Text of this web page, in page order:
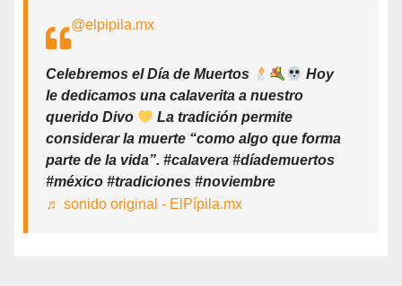
@elpipila.mx
Celebremos el Día de Muertos
Hoy
le dedicamos una calaverita a nuestro
querido Divo
La tradición permite
considerar la muerte “como algo que forma
parte de la vida”. #calavera #díademuertos
#méxico #tradiciones #noviembre
♬ sonido original - ElPípila.mx